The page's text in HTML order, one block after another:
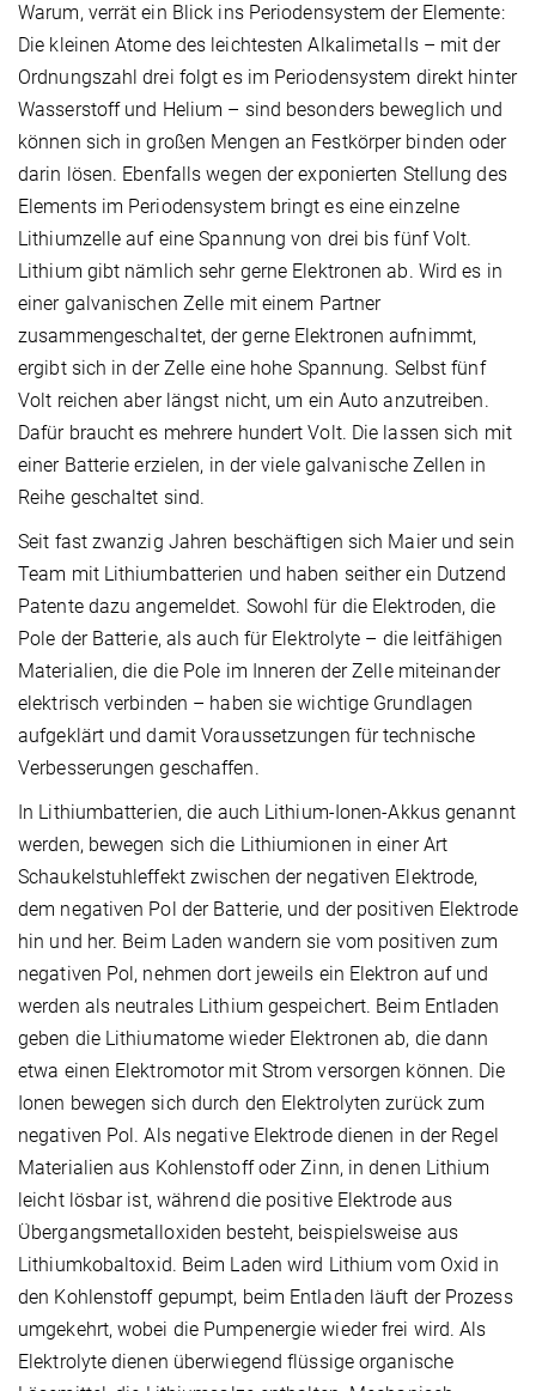
Warum, verrät ein Blick ins Periodensystem der Elemente:
Die kleinen Atome des leichtesten Alkalimetalls – mit der
Ordnungszahl drei folgt es im Periodensystem direkt hinter
Wasserstoff und Helium – sind besonders beweglich und
können sich in großen Mengen an Festkörper binden oder
darin lösen. Ebenfalls wegen der exponierten Stellung des
Elements im Perioden­system bringt es eine einzelne
Lithiumzelle auf eine Spannung von drei bis fünf Volt.
Lithium gibt nämlich sehr gerne Elektronen ab. Wird es in
einer galvanischen Zelle mit einem Partner
zusammengeschaltet, der gerne Elektronen aufnimmt,
ergibt sich in der Zelle eine hohe Spannung. Selbst fünf
Volt reichen aber längst nicht, um ein Auto anzutreiben.
Dafür braucht es mehrere hundert Volt. Die lassen sich mit
einer Batterie erzielen, in der viele galvanische Zellen in
Reihe geschaltet sind.
Seit fast zwanzig Jahren beschäftigen sich Maier und sein
Team mit Lithiumbatterien und haben seither ein Dutzend
Patente dazu angemeldet. Sowohl für die Elektroden, die
Pole der Batterie, als auch für Elektrolyte – die leitfähigen
Materialien, die die Pole im Inneren der Zelle miteinander
elektrisch verbinden – haben sie wichtige Grundlagen
aufgeklärt und damit Voraussetzungen für technische
Verbesserungen geschaffen.
In Lithiumbatterien, die auch Lithium-Ionen-Akkus genannt
werden, bewegen sich die Lithiumionen in einer Art
Schaukelstuhleffekt zwischen der negativen Elektrode,
dem negativen Pol der Batterie, und der positiven Elektrode
hin und her. Beim Laden wandern sie vom positiven zum
negativen Pol, nehmen dort jeweils ein Elektron auf und
werden als neutrales Lithium gespeichert. Beim Entladen
geben die Lithiumatome wieder Elektronen ab, die dann
etwa einen Elektromotor mit Strom versorgen können. Die
Ionen bewegen sich durch den Elektrolyten zurück zum
negativen Pol. Als negative Elektrode dienen in der Regel
Materialien aus Kohlenstoff oder Zinn, in denen Lithium
leicht lösbar ist, während die positive Elektrode aus
Übergangsmetalloxiden besteht, beispielsweise aus
Lithiumkobaltoxid. Beim Laden wird Lithium vom Oxid in
den Kohlenstoff gepumpt, beim Entladen läuft der Prozess
umgekehrt, wobei die Pumpenergie wieder frei wird. Als
Elektrolyte dienen überwiegend flüssige organische